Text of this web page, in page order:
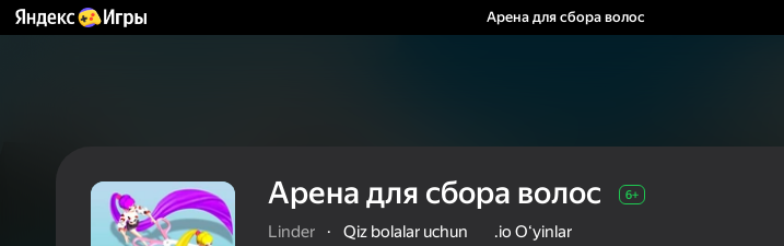
Арена для сбора волос
Арена для сбора волос 6+
Linder · Qiz bolalar uchun .io O‘yinlar